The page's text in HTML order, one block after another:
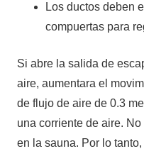
Los ductos deben
compuertas para
Si abre la salida de
aire, aumentara el
de flujo de aire de 0.3
una corriente de aire.
en la sauna. Por lo